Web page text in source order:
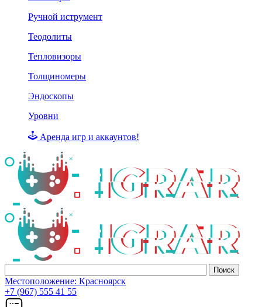
Ручной иструмент
Теодолиты
Тепловизоры
Толщиномеры
Эндоскопы
Уровни
Аренда игр и аккаунтов!
Местоположение: Красноярск
+7 (967) 555 41 55